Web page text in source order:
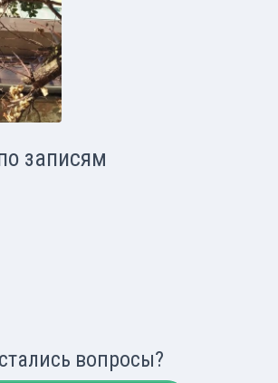
записям
вопросы?